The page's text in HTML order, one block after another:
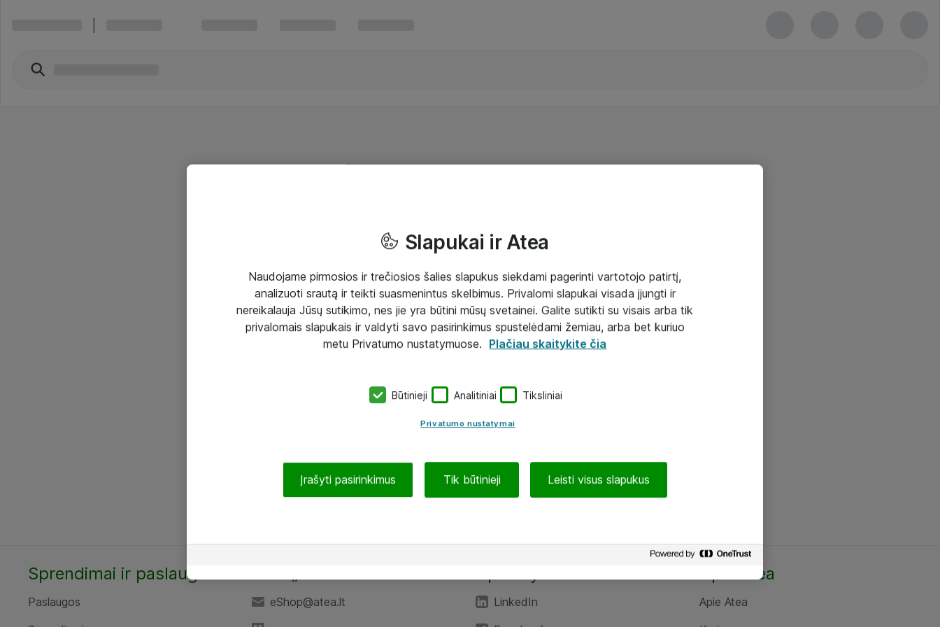
Sprendimai ir paslaugos
Paslaugos
eShop@atea.lt
LinkedIn
Apie Atea
Apie Atea
Slapukai ir Atea
Naudojame pirmosios ir trečiosios šalies slapukus siekdami pagerinti vartotojo patirtį,
analizuoti srautą ir teikti suasmenintus skelbimus. Privalomi slapukai visada įjungti ir
nereikalauja Jūsų sutikimo, nes jie yra būtini mūsų svetainei. Galite sutikti su visais arba tik
privalomais slapukais ir valdyti savo pasirinkimus spustelėdami žemiau, arba bet kuriuo
metu Privatumo nustatymuose. Plačiau skaitykite čia
Būtinieji Analitiniai Tiksliniai
Privatumo nustatymai
Įrašyti pasirinkimus Tik būtinieji Leisti visus slapukus